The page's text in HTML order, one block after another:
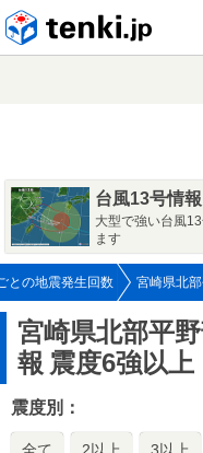
台風13号情報
大型で強い台風
ます
との地震発生回数 宮崎県北
宮崎県北部平
報 震度6強以上
震度別：